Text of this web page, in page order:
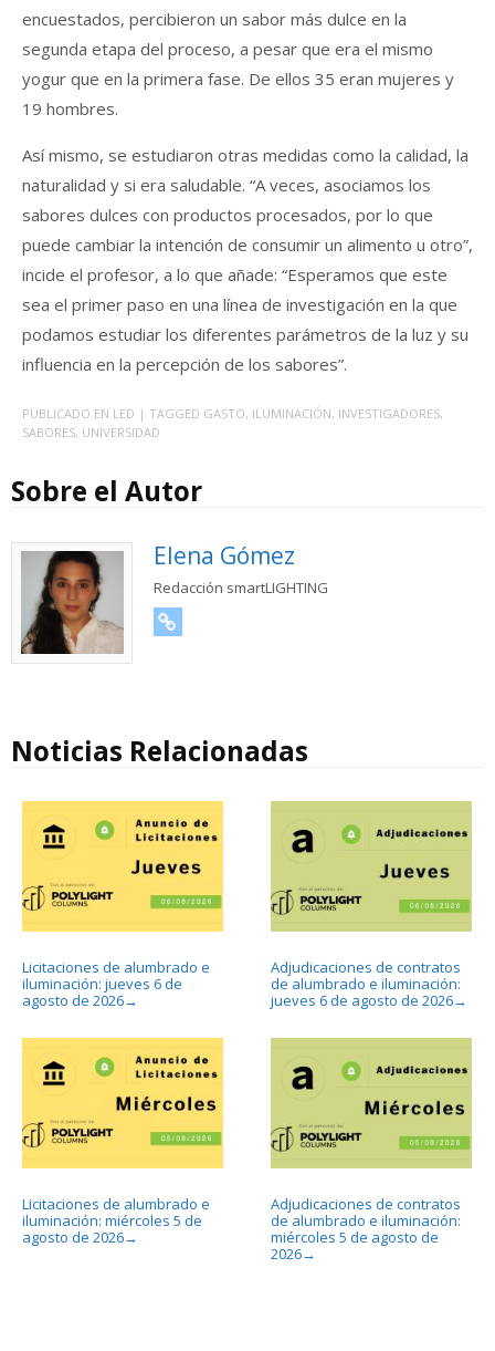
encuestados, percibieron un sabor más dulce en la
segunda etapa del proceso, a pesar que era el mismo
yogur que en la primera fase. De ellos 35 eran mujeres y
19 hombres.
Así mismo, se estudiaron otras medidas como la calidad, la
naturalidad y si era saludable. “A veces, asociamos los
sabores dulces con productos procesados, por lo que
puede cambiar la intención de consumir un alimento u otro”,
incide el profesor, a lo que añade: “Esperamos que este
sea el primer paso en una línea de investigación en la que
podamos estudiar los diferentes parámetros de la luz y su
influencia en la percepción de los sabores”.
PUBLICADO EN LED | TAGGED GASTO, ILUMINACIÓN, INVESTIGADORES,
SABORES, UNIVERSIDAD
Sobre el Autor
Elena Gómez
Redacción smartLIGHTING
Noticias Relacionadas
Licitaciones de alumbrado e
iluminación: jueves 6 de
agosto de 2026→
Adjudicaciones de contratos
de alumbrado e iluminación:
jueves 6 de agosto de 2026→
Licitaciones de alumbrado e
iluminación: miércoles 5 de
agosto de 2026→
Adjudicaciones de contratos
de alumbrado e iluminación:
miércoles 5 de agosto de
2026→